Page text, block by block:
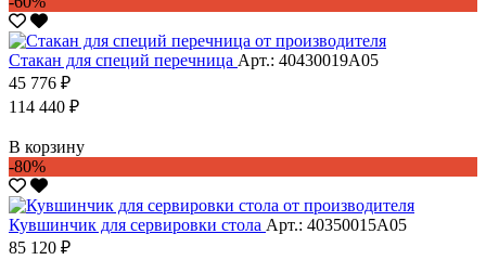
Стакан для специй перечница Арт.: 40430019А05
45 776 ₽
114 440 ₽
В корзину
-80%
Кувшинчик для сервировки стола Арт.: 40350015А05
85 120 ₽